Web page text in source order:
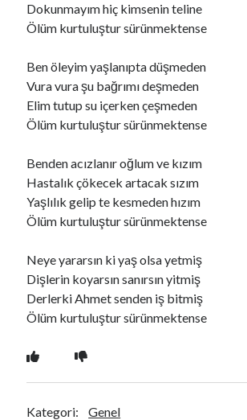
BAĞIŞLA ADINIiçinfoodie22
BAĞIŞLA ADINIiçinZoe72
Ara
Dokunmayım hiç kimsenin teline
Ölüm kurtuluştur sürünmektense
Ben öleyim yaşlanıpta düşmeden
Vura vura şu bağrımı deşmeden
Elim tutup su içerken çeşmeden
Ölüm kurtuluştur sürünmektense
Benden acızlanır oğlum ve kızım
Hastalık çökecek artacak sızım
Yaşlılık gelip te kesmeden hızım
Ölüm kurtuluştur sürünmektense
Neye yararsın ki yaş olsa yetmiş
Dişlerin koyarsın sanırsın yitmiş
Derlerki Ahmet senden iş bitmiş
Ölüm kurtuluştur sürünmektense
Kategori: Genel